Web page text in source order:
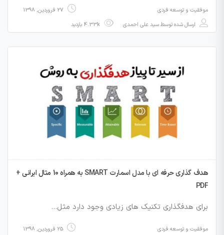
موفقیت و توسعه فردی
27 فروردین, 1398
ارسال شده توسطسید علی احمدی
هدف گذاری حرفه ای با مدل اسمارت SMART به همراه 10 مثال ایرانی +
PDF
برای هدفگذاری تکنیک های زیادی وجود دارد مثل…
موفقیت و توسعه فردی
25 فروردین, 1398